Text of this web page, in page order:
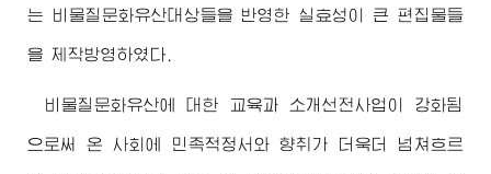
는 비물질문화유산대상들을 반영한 실효성이 큰 편집물들
을 제작방영하였다.
비물질문화유산에 대한 교육과 소개선전사업이 강화됨
으로써 온 사회에 민족적정서와 향취가 더욱더 넘쳐흐르